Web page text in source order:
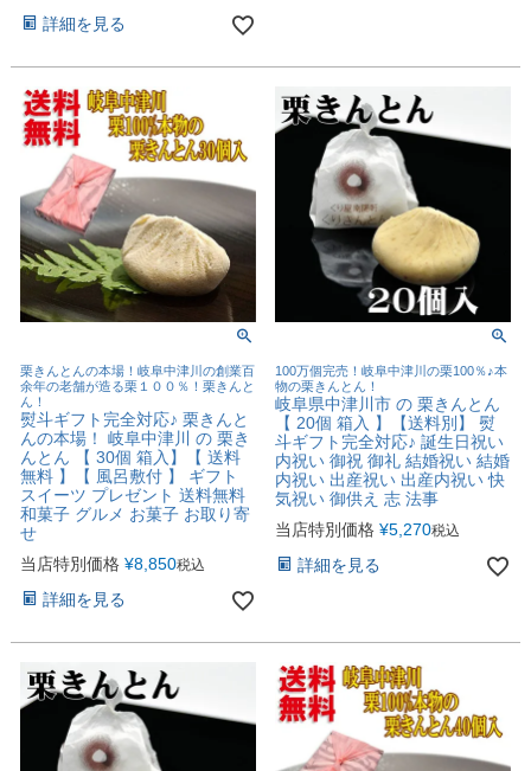
詳細を見る
栗きんとんの本場！岐阜中津川の創業百
余年の老舗が造る栗１００％！栗きんと
ん！
熨斗ギフト完全対応♪ 栗きんと
んの本場！ 岐阜中津川 の 栗き
んとん 【 30個 箱入】【 送料
無料 】【 風呂敷付 】 ギフト
スイーツ プレゼント 送料無料
和菓子 グルメ お菓子 お取り寄
せ
当店特別価格 ¥8,850税込
詳細を見る
100万個完売！岐阜中津川の栗100％♪本
物の栗きんとん！
岐阜県中津川市 の 栗きんとん
【 20個 箱入 】【送料別】 熨
斗ギフト完全対応♪ 誕生日祝い
内祝い 御祝 御礼 結婚祝い 結婚
内祝い 出産祝い 出産内祝い 快
気祝い 御供え 志 法事
当店特別価格 ¥5,270税込
詳細を見る